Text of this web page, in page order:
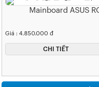
Mainboard ASUS
Giá : 4.850.000 đ
CHI TIẾT